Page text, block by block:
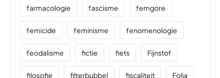
farmacologie fascisme femgore
femicide feminisme fenomenologie
feodalisme fictie fiets Fijnstof
filosofie filterbubbel fiscaliteit Folia